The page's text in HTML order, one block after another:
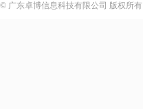
© 广东卓博信息科技有限公司 版权所有